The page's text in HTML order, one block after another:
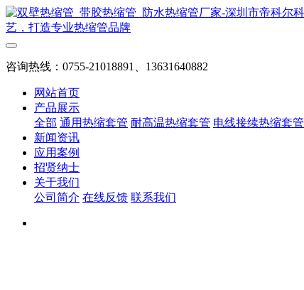
艺，打造专业热缩管品牌
咨询热线：0755-21018891、13631640882
网站首页
产品展示
全部 通用热缩套管 耐高温热缩套管 电线接续热缩套管
新闻资讯
应用案例
招贤纳士
关于我们
公司简介 在线反馈 联系我们